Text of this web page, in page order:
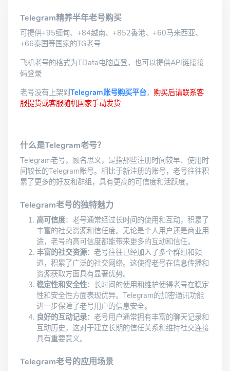
Telegram精养半年老号购买
可提供+95缅甸、+84越南、+852香港、+60马来西亚、
+66泰国等国家的TG老号
飞机老号的格式为TData电脑直登，也可以提供API链接接
码登录
老号没有上架到Telegram账号购买平台， 购买后请联系客
服提货或客服随机国家手动发货
什么是Telegram老号？
Telegram老号，顾名思义，是指那些注册时间较早、使用时
间较长的Telegram账号。相比于新注册的账号，老号往往积
累了更多的好友和群组，具有更高的可信度和活跃度。
Telegram老号的独特魅力
高可信度：老号通常经过长时间的使用和互动，积累了
丰富的社交资源和信任度。无论是个人用户还是商业用
途，老号的高可信度都能带来更多的互动和信任。
丰富的社交资源：老号往往已经加入了多个群组和频
道，积累了广泛的社交网络。这使得老号在信息传播和
资源获取方面具有显著优势。
稳定性和安全性：长时间的使用和维护使得老号在稳定
性和安全性方面表现优异。Telegram的加密通讯功能
进一步保障了老号用户的信息安全。
良好的互动记录：老号用户通常拥有丰富的聊天记录和
互动历史，这对于建立长期的信任关系和维持社交连接
具有重要意义。
Telegram老号的应用场景